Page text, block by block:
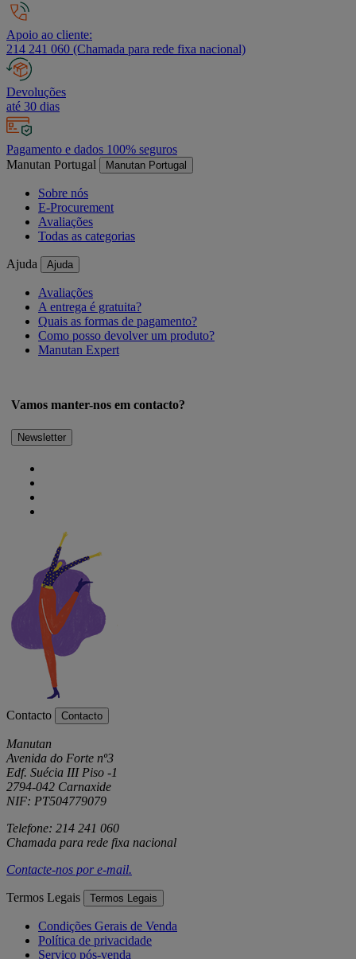
Apoio ao cliente:
214 241 060 (Chamada para rede fixa nacional)
Devoluções
até 30 dias
Pagamento e dados 100% seguros
Manutan Portugal
Manutan Portugal
Sobre nós
E-Procurement
Avaliações
Todas as categorias
Ajuda Ajuda
Avaliações
A entrega é gratuita?
Quais as formas de pagamento?
Como posso devolver um produto?
Manutan Expert
Vamos manter-nos em contacto?
Newsletter
Contacto Contacto
Manutan
Avenida do Forte nº3
Edf. Suécia III Piso -1
2794-042 Carnaxide
NIF: PT504779079
Telefone: 214 241 060
Chamada para rede fixa nacional
Contacte-nos pore-mail.
Termos Legais Termos Legais
Condições Gerais de Venda
Política de privacidade
Serviço pós-venda